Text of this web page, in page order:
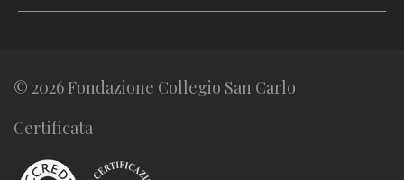
© 2026 Fondazione Collegio San Carlo
Certificata